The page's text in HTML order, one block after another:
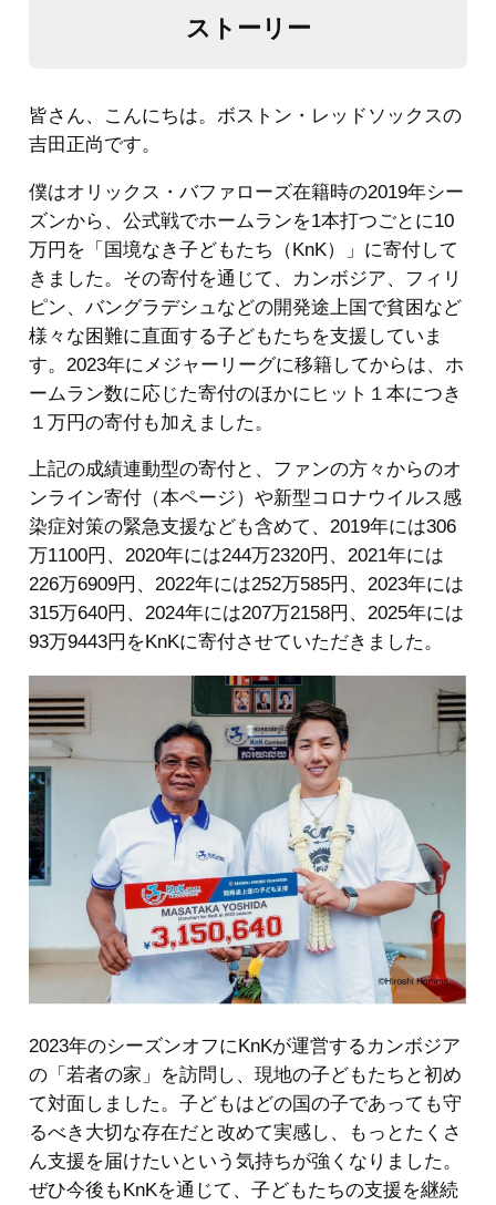
ストーリー
皆さん、こんにちは。ボストン・レッドソックスの
吉田正尚です。
僕はオリックス・バファローズ在籍時の2019年シー
ズンから、公式戦でホームランを1本打つごとに10
万円を「国境なき子どもたち（KnK）」に寄付して
きました。その寄付を通じて、カンボジア、フィリ
ピン、バングラデシュなどの開発途上国で貧困など
様々な困難に直面する子どもたちを支援していま
す。2023年にメジャーリーグに移籍してからは、ホ
ームラン数に応じた寄付のほかにヒット１本につき
１万円の寄付も加えました。
上記の成績連動型の寄付と、ファンの方々からのオ
ンライン寄付（本ページ）や新型コロナウイルス感
染症対策の緊急支援なども含めて、2019年には306
万1100円、2020年には244万2320円、2021年には
226万6909円、2022年には252万585円、2023年には
315万640円、2024年には207万2158円、2025年には
93万9443円をKnKに寄付させていただきました。
2023年のシーズンオフにKnKが運営するカンボジア
の「若者の家」を訪問し、現地の子どもたちと初め
て対面しました。子どもはどの国の子であっても守
るべき大切な存在だと改めて実感し、もっとたくさ
ん支援を届けたいという気持ちが強くなりました。
ぜひ今後もKnKを通じて、子どもたちの支援を継続